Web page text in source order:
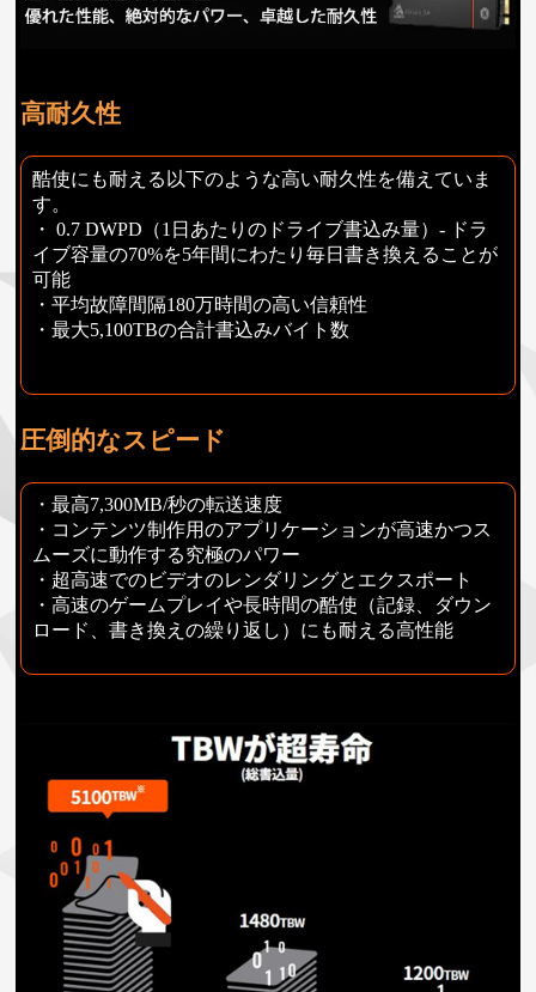
高耐久性
酷使にも耐える以下のような高い耐久性を備えていま
す。
・ 0.7 DWPD（1日あたりのドライブ書込み量）- ドラ
イブ容量の70%を5年間にわたり毎日書き換えることが
可能
・平均故障間隔180万時間の高い信頼性
・最大5,100TBの合計書込みバイト数
圧倒的なスピード
・最高7,300MB/秒の転送速度
・コンテンツ制作用のアプリケーションが高速かつス
ムーズに動作する究極のパワー
・超高速でのビデオのレンダリングとエクスポート
・高速のゲームプレイや長時間の酷使（記録、ダウン
ロード、書き換えの繰り返し）にも耐える高性能